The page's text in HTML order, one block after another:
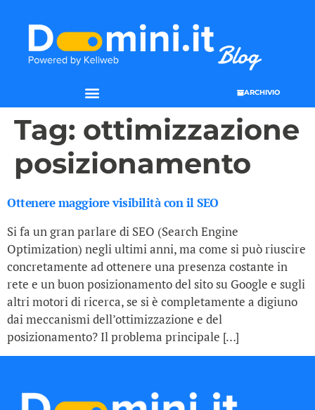
ARCHIVIO
Tag: ottimizzazione
posizionamento
Ottenere maggiore visibilità con il SEO
Si fa un gran parlare di SEO (Search Engine
Optimization) negli ultimi anni, ma come si può riuscire
concretamente ad ottenere una presenza costante in
rete e un buon posizionamento del sito su Google e sugli
altri motori di ricerca, se si è completamente a digiuno
dai meccanismi dell’ottimizzazione e del
posizionamento? Il problema principale […]